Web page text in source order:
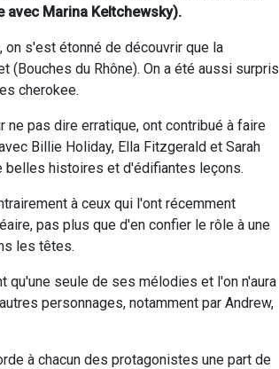
avec Marina Keltchewsky).
on s'est étonné de découvrir que la
(Bouches du Rhône). On a été aussi surpris
cherokee.
pas dire erratique, ont contribué à faire
Billie Holiday, Ella Fitzgerald et Sarah
belles histoires et d'édifiantes leçons.
à ceux qui l'ont récemment
pas plus que d'en confier le rôle à une
les têtes.
qu'une seule de ses mélodies et l'on n'aura
personnages, notamment par Andrew,
à chacun des protagonistes une part de